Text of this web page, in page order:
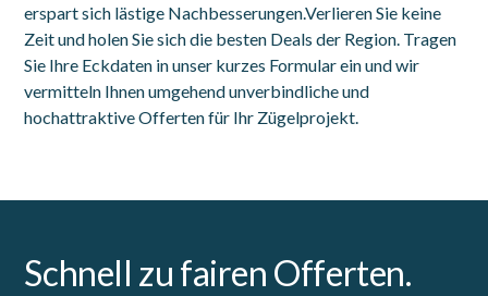
erspart sich lästige Nachbesserungen.Verlieren Sie keine
Zeit und holen Sie sich die besten Deals der Region. Tragen
Sie Ihre Eckdaten in unser kurzes Formular ein und wir
vermitteln Ihnen umgehend unverbindliche und
hochattraktive Offerten für Ihr Zügelprojekt.
Schnell zu fairen Offerten.